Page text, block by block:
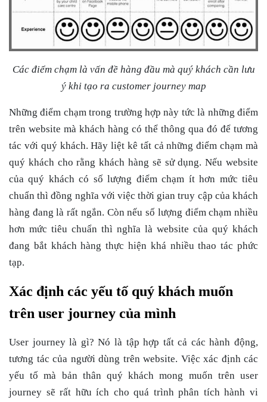
Các điểm chạm là vấn đề hàng đầu mà quý khách cần lưu
ý khi tạo ra customer journey map
Những điểm chạm trong trường hợp này tức là những điểm
trên website mà khách hàng có thể thông qua đó để tương
tác với quý khách. Hãy liệt kê tất cả những điểm chạm mà
quý khách cho rằng khách hàng sẽ sử dụng. Nếu website
của quý khách có số lượng điểm chạm ít hơn mức tiêu
chuẩn thì đồng nghĩa với việc thời gian truy cập của khách
hàng đang là rất ngắn. Còn nếu số lượng điểm chạm nhiều
hơn mức tiêu chuẩn thì nghĩa là website của quý khách
đang bắt khách hàng thực hiện khá nhiều thao tác phức
tạp.
Xác định các yếu tố quý khách muốn
trên user journey của mình
User journey là gì? Nó là tập hợp tất cả các hành động,
tương tác của người dùng trên website. Việc xác định các
yếu tố mà bản thân quý khách mong muốn trên user
journey sẽ rất hữu ích cho quá trình phân tích hành vi